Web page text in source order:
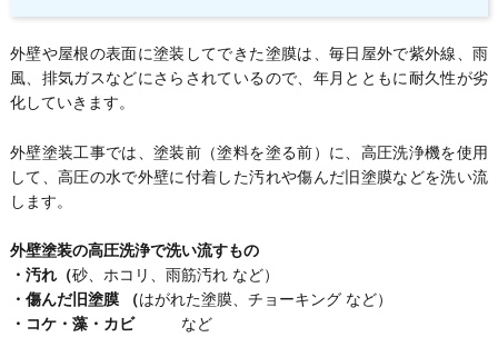
外壁や屋根の表面に塗装してできた塗膜は、毎日屋外で紫外線、雨
風、排気ガスなどにさらされているので、年月とともに耐久性が劣
化していきます。
外壁塗装工事では、塗装前（塗料を塗る前）に、高圧洗浄機を使用
して、高圧の水で外壁に付着した汚れや傷んだ旧塗膜などを洗い流
します。
外壁塗装の高圧洗浄で洗い流すもの
・汚れ（砂、ホコリ、雨筋汚れ など）
・傷んだ旧塗膜 （はがれた塗膜、チョーキング など）
・コケ・藻・カビなど